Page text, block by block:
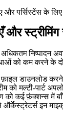
पर्सिस्टेंस के लिए
और
निष्पादन
को कम करने के
फ़ाइल डाउनलोड
को मल्टी‑पार्ट
को कई फ़ंक्शन्स में
इन